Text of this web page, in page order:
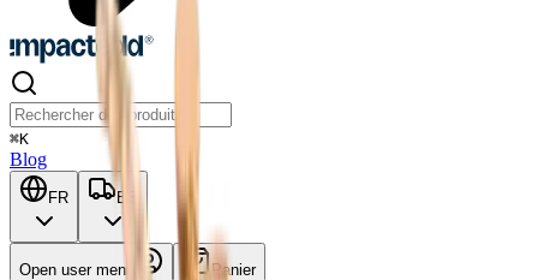
⌘K
Blog
FR BE
Open user menu
Panier